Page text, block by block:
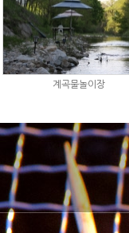
계곡물놀이장